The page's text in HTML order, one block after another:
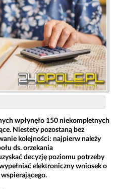
wpłynęło 150 niekompletnych
Niestety pozostaną bez
kolejności: najpierw należy
ds. orzekania
decyzję poziomu potrzeby
elektroniczny wniosek o